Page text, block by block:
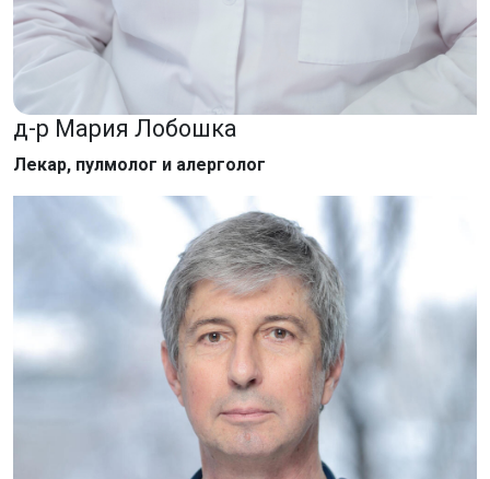
д-р Мария Лобошка
Лекар, пулмолог и алерголог